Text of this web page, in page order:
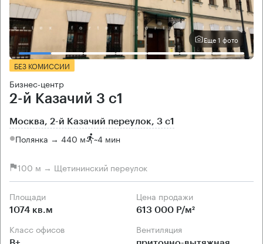
Еще 1 фото
БЕЗ КОМИССИИ
Бизнес-центр
2-й Казачий 3 с1
Москва, 2-й Казачий переулок, 3 с1
Полянка → 440 м ~4 мин
100 м → Щетининский переулок
Площади
1074 кв.м
Цена продажи
613 000 Р/м²
Класс офисов Вентиляция